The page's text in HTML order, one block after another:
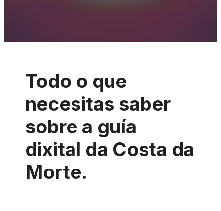
Todo o que
necesitas saber
sobre a guía
dixital da Costa da
Morte.